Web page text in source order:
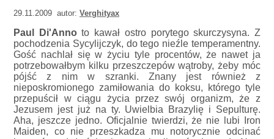
29.11.2009 autor:Verghityax
Paul Di'Annoto kawał ostro porytego skurczysyna. Z
pochodzenia Sycylijczyk, do tego nieźle temperamentny.
Gość nachlał się w życiu tyle procentów, że nawet ja
potrzebowałbym kilku przeszczepów wątroby, żeby móc
pójść z nim w szranki. Znany jest również z
nieposkromionego zamiłowania do koksu, którego tyle
przepuścił w ciągu życia przez swój organizm, że z
Jezusem jest już na ty. Uwielbia Brazylię i Sepulturę.
Aha, jeszcze jedno. Oficjalnie twierdzi, że nie lubi Iron
Maiden, co nie przeszkadza mu notorycznie odcinać